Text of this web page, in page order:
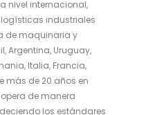
nivel internacional,
industriales
de maquinaria y
Argentina, Uruguay,
Italia, Francia,
más de 20 años en
opera de manera
los estándares